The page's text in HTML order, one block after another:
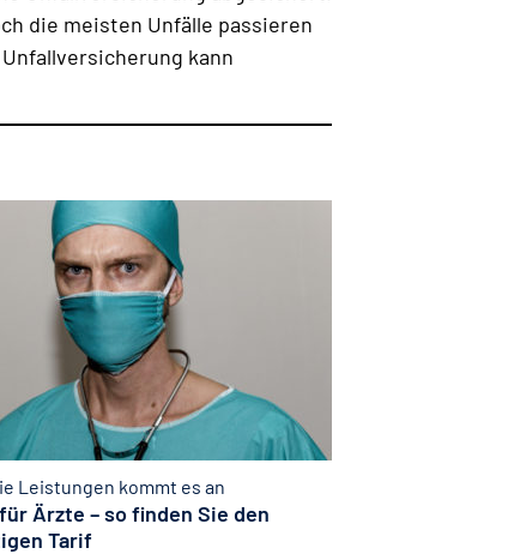
die meisten Unfälle passieren
kann
Leistungen kommt es an
Ärzte – so finden Sie den
Tarif